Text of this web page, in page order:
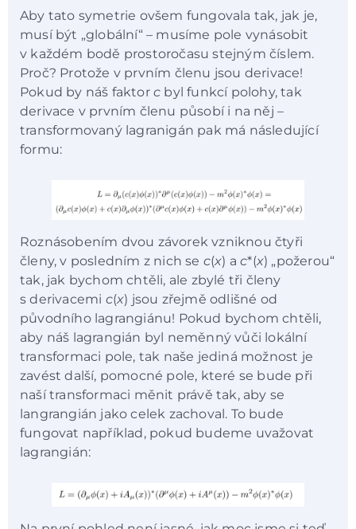
Aby tato symetrie ovšem fungovala tak, jak je,
musí být „globální“ – musíme pole vynásobit
v každém bodě prostoročasu stejným číslem.
Proč? Protože v prvním členu jsou derivace!
Pokud by náš faktor c byl funkcí polohy, tak
derivace v prvním členu působí i na něj –
transformovaný lagranigán pak má následující
formu:
Roznásobením dvou závorek vzniknou čtyři
členy, v posledním z nich se c(x) ac*(x) „požerou“
tak, jak bychom chtěli, ale zbylé tři členy
s derivacemi c(x) jsou zřejmě odlišné od
původního lagrangiánu! Pokud bychom chtěli,
aby náš lagrangián byl neměnný vůči lokální
transformaci pole, tak naše jediná možnost je
zavést další, pomocné pole, které se bude při
naší transformaci měnit právě tak, aby se
langrangián jako celek zachoval. To bude
fungovat například, pokud budeme uvažovat
lagrangián: